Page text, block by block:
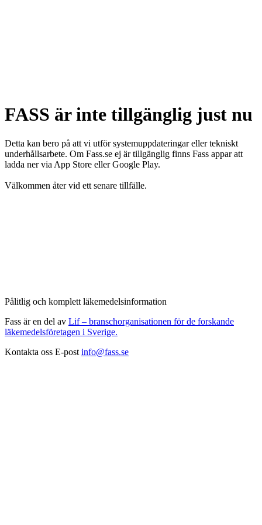
FASS är inte tillgänglig just nu
Detta kan bero på att vi utför systemuppdateringar eller tekniskt
underhållsarbete. Om Fass.se ej är tillgänglig finns Fass appar att
ladda ner via App Store eller Google Play.
Välkommen åter vid ett senare tillfälle.
Pålitlig och komplett läkemedelsinformation
Fass är en del av Lif – branschorganisationen för de forskande
läkemedelsföretagen i Sverige.
Kontakta oss E-post info@fass.se